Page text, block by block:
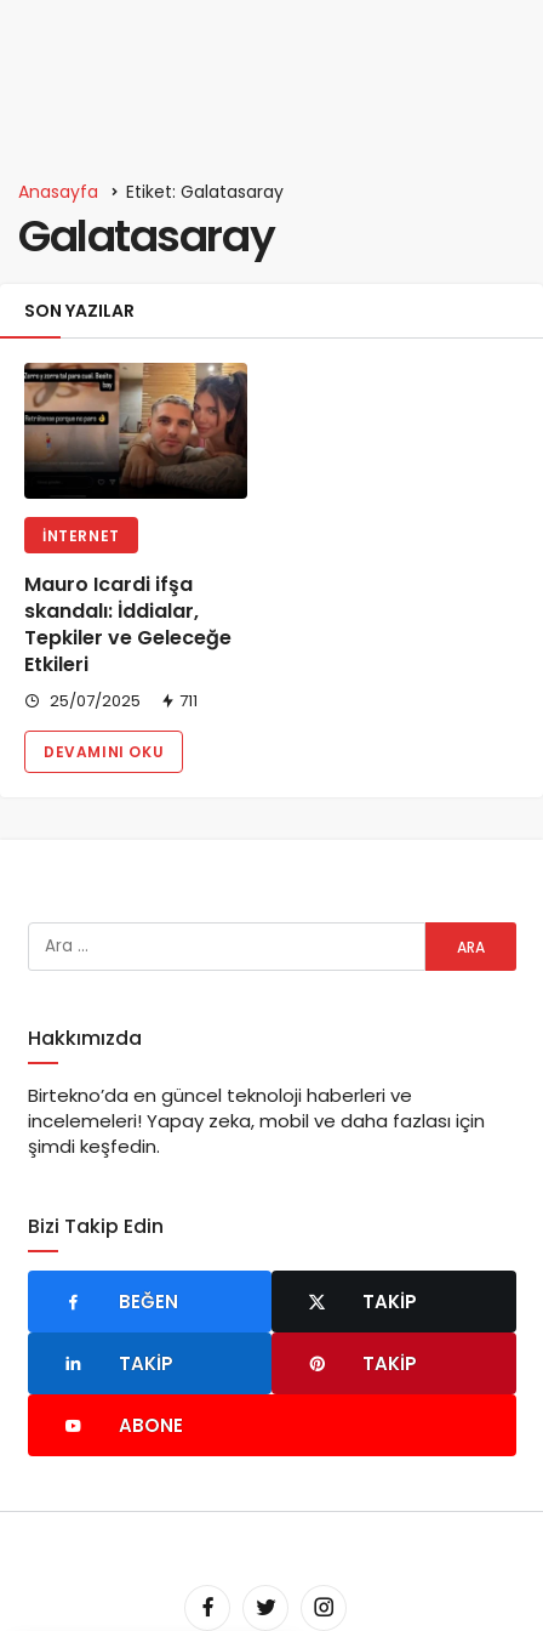
Anasayfa Etiket: Galatasaray
Galatasaray
SON YAZILAR
İNTERNET
Mauro Icardi ifşa
skandalı: İddialar,
Tepkiler ve Geleceğe
Etkileri
25/07/2025 711
DEVAMINI OKU
Hakkımızda
Birtekno’da en güncel teknoloji haberleri ve
incelemeleri! Yapay zeka, mobil ve daha fazlası için
şimdi keşfedin.
Bizi Takip Edin
BEĞEN TAKIP
TAKIP TAKIP
ABONE